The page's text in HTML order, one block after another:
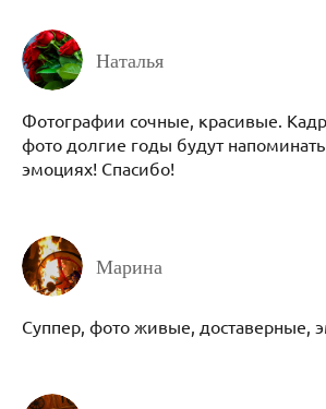
Наталья
Фотографии сочные, красивые.
фото долгие годы будут
эмоциях! Спасибо!
Марина
Суппер, фото живые, доставерные,